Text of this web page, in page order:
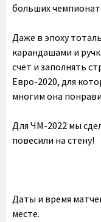
больших
Даже в эпоху
карандашами и
счет и заполнять
Евро-2020, для
многим она
Для ЧМ-2022 мы
повесили на стену!
Даты и время
месте.